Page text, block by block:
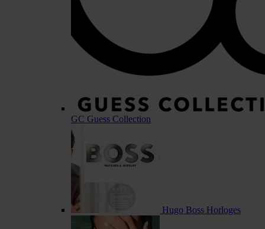
GC Guess Collection
Hugo Boss Horloges